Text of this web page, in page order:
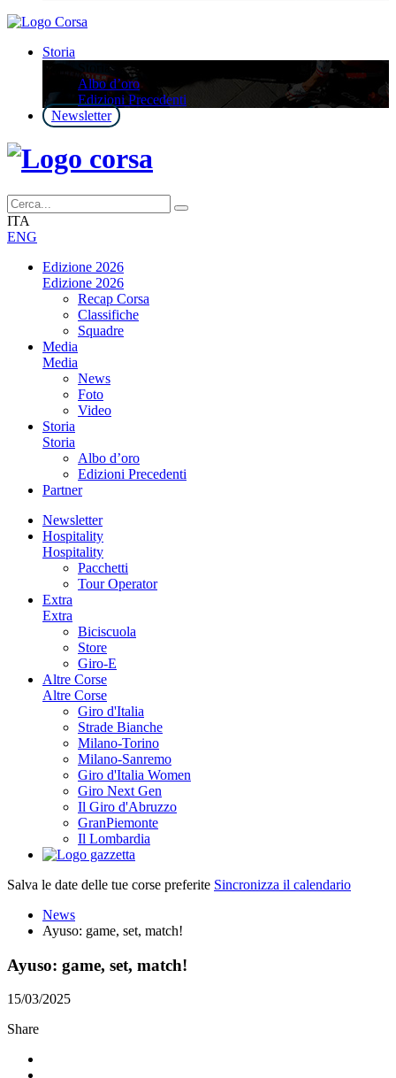
Storia
Storia
Albo d’oro
Edizioni Precedenti
Newsletter
ITA
ENG
Edizione 2026
Edizione 2026
Recap Corsa
Classifiche
Squadre
Media
Media
News
Foto
Video
Storia
Storia
Albo d’oro
Edizioni Precedenti
Partner
Newsletter
Hospitality
Hospitality
Pacchetti
Tour Operator
Extra
Extra
Biciscuola
Store
Giro-E
Altre Corse
Altre Corse
Giro d'Italia
Strade Bianche
Milano-Torino
Milano-Sanremo
Giro d'Italia Women
Giro Next Gen
Il Giro d'Abruzzo
GranPiemonte
Il Lombardia
Salva le date delle tue corse preferite Sincronizza il calendario
News
Ayuso: game, set, match!
Ayuso: game, set, match!
15/03/2025
Share